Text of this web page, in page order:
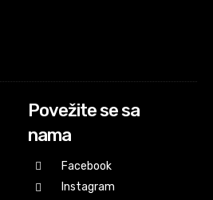
Povežite se sa
nama
Facebook
Instagram